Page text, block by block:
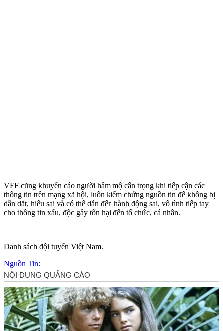
VFF cũng khuyến cáo người hâm mộ cẩn trọng khi tiếp cận các
thông tin trên mạng xã hội, luôn kiểm chứng nguồn tin để không bị
dẫn dắt, hiểu sai và có thể dẫn đến hành động sai, vô tình tiếp tay
cho thông tin xấu, độc gây tổn hại đến tổ chức, cá nhân.
Danh sách đội tuyển Việt Nam.
Nguồn Tin: